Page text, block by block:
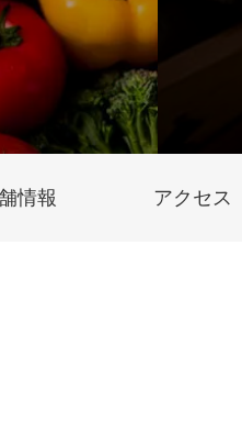
情報 アクセス